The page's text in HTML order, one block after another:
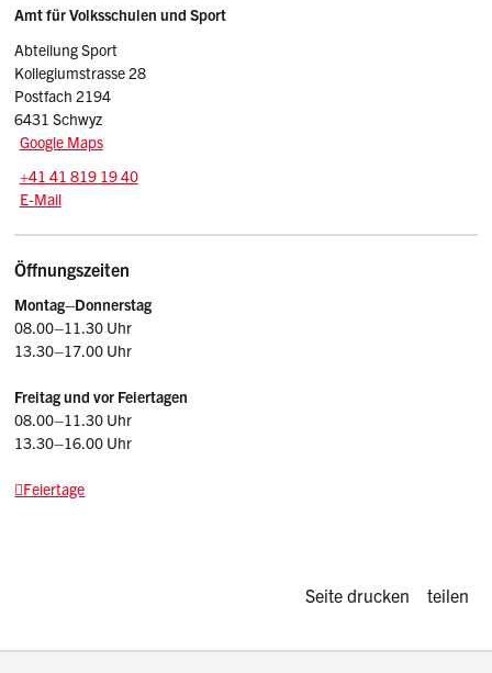
Sidebar
Adresse
Amt für Volksschulen und Sport
Abteilung Sport
Kollegiumstrasse 28
Postfach 2194
6431 Schwyz
Google Maps
Tel.:
+41 41 819 19 40
E-Mail: sport.avs
E-Mail
Öffnungszeiten
Montag–Donnerstag
08.00–11.30 Uhr
13.30–17.00 Uhr
Freitag und vor Feiertagen
08.00–11.30 Uhr
13.30–16.00 Uhr
Feiertage
Diese Seite
Seite drucken teilen